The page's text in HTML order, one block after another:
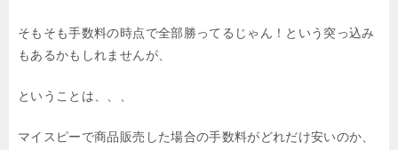
そもそも手数料の時点で全部勝ってるじゃん！という突っ込み
もあるかもしれませんが、
ということは、、、
マイスピーで商品販売した場合の手数料がどれだけ安いのか、